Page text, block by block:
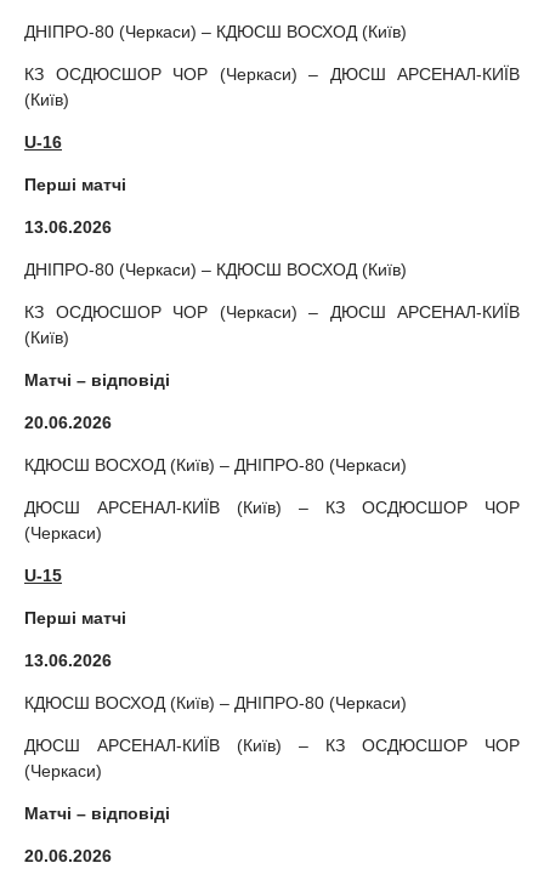
ДНІПРО-80 (Черкаси) – КДЮСШ ВОСХОД (Київ)
КЗ ОСДЮСШОР ЧОР (Черкаси) – ДЮСШ АРСЕНАЛ-КИЇВ
(Київ)
U-16
Перші матчі
13.06.2026
ДНІПРО-80 (Черкаси) – КДЮСШ ВОСХОД (Київ)
КЗ ОСДЮСШОР ЧОР (Черкаси) – ДЮСШ АРСЕНАЛ-КИЇВ
(Київ)
Матчі – відповіді
20.06.2026
КДЮСШ ВОСХОД (Київ) – ДНІПРО-80 (Черкаси)
ДЮСШ АРСЕНАЛ-КИЇВ (Київ) – КЗ ОСДЮСШОР ЧОР
(Черкаси)
U-15
Перші матчі
13.06.2026
КДЮСШ ВОСХОД (Київ) – ДНІПРО-80 (Черкаси)
ДЮСШ АРСЕНАЛ-КИЇВ (Київ) – КЗ ОСДЮСШОР ЧОР
(Черкаси)
Матчі – відповіді
20.06.2026